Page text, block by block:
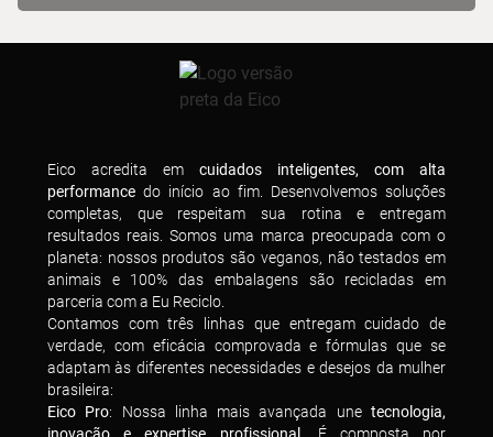
Eico acredita em cuidados inteligentes, com alta
performance do início ao fim. Desenvolvemos soluções
completas, que respeitam sua rotina e entregam
resultados reais. Somos uma marca preocupada com o
planeta: nossos produtos são veganos, não testados em
animais e 100% das embalagens são recicladas em
parceria com a Eu Reciclo.
Contamos com três linhas que entregam cuidado de
verdade, com eficácia comprovada e fórmulas que se
adaptam às diferentes necessidades e desejos da mulher
brasileira:
Eico Pro: Nossa linha mais avançada unetecnologia,